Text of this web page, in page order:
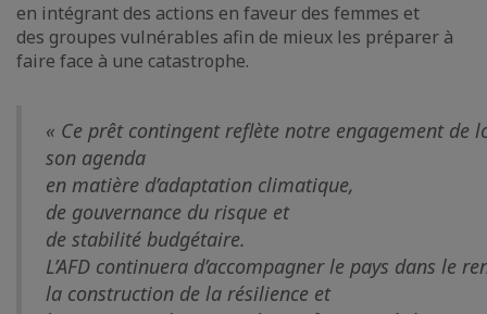
en intégrant des actions en faveur des femmes et
des groupes vulnérables afin de mieux les préparer à
faire face à une catastrophe.
« Ce prêt contingent reflète notre engagement de
son agenda
en matière d’adaptation climatique,
de gouvernance du risque et
de stabilité budgétaire.
L’AFD continuera d’accompagner le pays dans le
la construction de la résilience et